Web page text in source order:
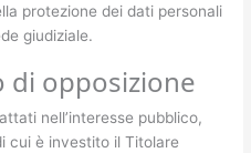
protezione dei dati personali
giudiziale.
opposizione
nell’interesse pubblico,
cui è investito il Titolare